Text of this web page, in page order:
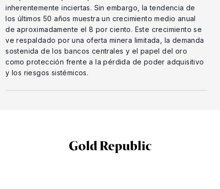
inherentemente inciertas. Sin embargo, la tendencia de
los últimos 50 años muestra un crecimiento medio anual
de aproximadamente el 8 por ciento. Este crecimiento se
ve respaldado por una oferta minera limitada, la demanda
sostenida de los bancos centrales y el papel del oro
como protección frente a la pérdida de poder adquisitivo
y los riesgos sistémicos.